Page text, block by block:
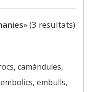
» (3 resultats)
camàndules,
embulls,